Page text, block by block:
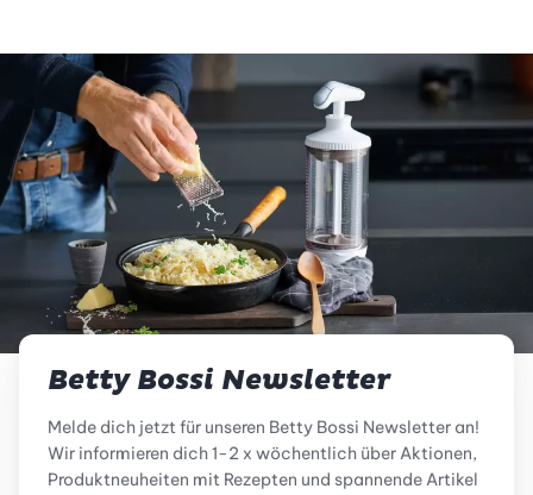
Betty Bossi Newsletter
Melde dich jetzt für unseren Betty Bossi Newsletter an!
Wir informieren dich 1-2 x wöchentlich über Aktionen,
Produktneuheiten mit Rezepten und spannende Artikel